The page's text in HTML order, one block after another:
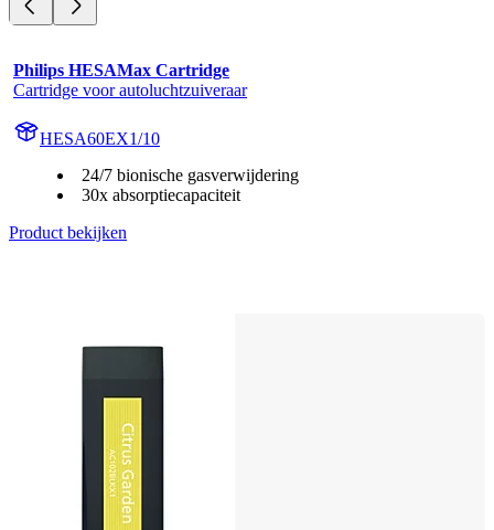
Philips HESAMax Cartridge
Cartridge voor autoluchtzuiveraar
HESA60EX1/10
24/7 bionische gasverwijdering
30x absorptiecapaciteit
Product bekijken